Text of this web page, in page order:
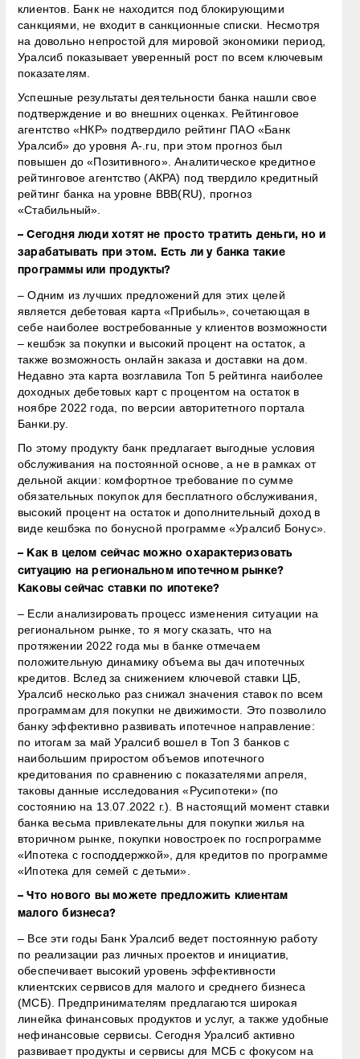
клиентов. Банк не находится под блокирующими
санкциями, не входит в санкционные списки. Несмотря
на довольно непростой для мировой экономики период,
Уралсиб показывает уверенный рост по всем ключевым
показателям.
Успешные результаты деятельности банка нашли свое
подтверждение и во внешних оценках. Рейтинговое
агентство «НКР» подтвердило рейтинг ПАО «Банк
Уралсиб» до уровня A-.ru, при этом прогноз был
повышен до «Позитивного». Аналитическое кредитное
рейтинговое агентство (АКРА) под твердило кредитный
рейтинг банка на уровне ВВВ(RU), прогноз
«Стабильный».
– Сегодня люди хотят не просто тратить деньги, но и
зарабатывать при этом. Есть ли у банка такие
программы или продукты?
– Одним из лучших предложений для этих целей
является дебетовая карта «Прибыль», сочетающая в
себе наиболее востребованные у клиентов возможности
– кешбэк за покупки и высокий процент на остаток, а
также возможность онлайн заказа и доставки на дом.
Недавно эта карта возглавила Топ 5 рейтинга наиболее
доходных дебетовых карт с процентом на остаток в
ноябре 2022 года, по версии авторитетного портала
Банки.ру.
По этому продукту банк предлагает выгодные условия
обслуживания на постоянной основе, а не в рамках от
дельной акции: комфортное требование по сумме
обязательных покупок для бесплатного обслуживания,
высокий процент на остаток и дополнительный доход в
виде кешбэка по бонусной программе «Уралсиб Бонус».
– Как в целом сейчас можно охарактеризовать
ситуацию на региональном ипотечном рынке?
Каковы сейчас ставки по ипотеке?
– Если анализировать процесс изменения ситуации на
региональном рынке, то я могу сказать, что на
протяжении 2022 года мы в банке отмечаем
положительную динамику объема вы дач ипотечных
кредитов. Вслед за снижением ключевой ставки ЦБ,
Уралсиб несколько раз снижал значения ставок по всем
программам для покупки не движимости. Это позволило
банку эффективно развивать ипотечное направление:
по итогам за май Уралсиб вошел в Топ 3 банков с
наибольшим приростом объемов ипотечного
кредитования по сравнению с показателями апреля,
таковы данные исследования «Русипотеки» (по
состоянию на 13.07.2022 г.). В настоящий момент ставки
банка весьма привлекательны для покупки жилья на
вторичном рынке, покупки новостроек по госпрограмме
«Ипотека с господдержкой», для кредитов по программе
«Ипотека для семей с детьми».
– Что нового вы можете предложить клиентам
малого бизнеса?
– Все эти годы Банк Уралсиб ведет постоянную работу
по реализации раз личных проектов и инициатив,
обеспечивает высокий уровень эффективности
клиентских сервисов для малого и среднего бизнеса
(МСБ). Предпринимателям предлагаются широкая
линейка финансовых продуктов и услуг, а также удобные
нефинансовые сервисы. Сегодня Уралсиб активно
развивает продукты и сервисы для МСБ с фокусом на